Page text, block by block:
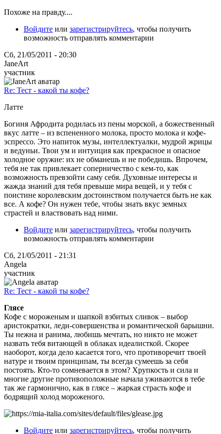
Похоже на правду....
Войдите или зарегистрируйтесь, чтобы получить
возможность отправлять комментарии
Сб, 21/05/2011 - 20:30
JaneArt
участник
Re: Тест - какой ты кофе?
Латте
Богиня Афродита родилась из пены морской, а божественный
вкус латте – из вспененного молока, просто молока и кофе-
эспрессо. Это напиток музы, интеллектуалки, мудрой жрицы
и ведуньи. Твои ум и интуиция как прекрасное и опасное
холодное оружие: их не обманешь и не победишь. Впрочем,
тебя не так привлекает соперничество с кем-то, как
возможность превзойти саму себя. Духовные интересы и
жажда знаний для тебя превыше мира вещей, и у тебя с
поистине королевским достоинством получается быть не как
все. А кофе? Он нужен тебе, чтобы знать вкус земных
страстей и властвовать над ними.
Войдите или зарегистрируйтесь, чтобы получить
возможность отправлять комментарии
Сб, 21/05/2011 - 21:31
Angela
участник
Re: Тест - какой ты кофе?
Глясе
Кофе с мороженым и шапкой взбитых сливок – выбор
аристократки, леди-совершенства и романтической барышни.
Ты нежна и ранима, любишь мечтать, но никто не может
назвать тебя витающей в облаках идеалисткой. Скорее
наоборот, когда дело касается того, что противоречит твоей
натуре и твоим принципам, ты всегда сумеешь за себя
постоять. Кто-то сомневается в этом? Хрупкость и сила и
многие другие противоположные начала уживаются в тебе
так же гармонично, как в глясе – жаркая страсть кофе и
бодрящий холод мороженого.
Войдите или зарегистрируйтесь, чтобы получить